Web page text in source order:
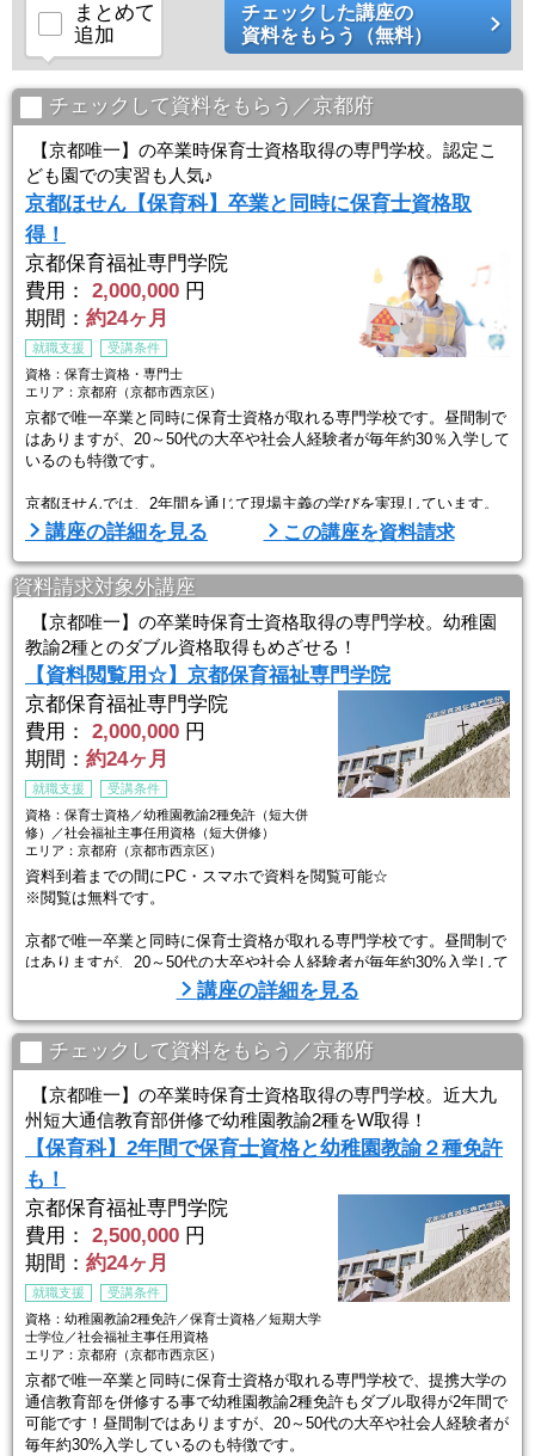
まとめて
追加
チェックした講座の
資料をもらう（無料）
チェックして資料をもらう／京都府
【京都唯一】の卒業時保育士資格取得の専門学校。認定こ
ども園での実習も人気♪
京都ほせん【保育科】卒業と同時に保育士資格取
得！
京都保育福祉専門学院
費用：
2,000,000 円
期間： 約24ヶ月
就職支援
受講条件
資格：保育士資格・専門士
エリア：京都府（京都市西京区）
京都で唯一卒業と同時に保育士資格が取れる専門学校です。昼間制で
はありますが、20～50代の大卒や社会人経験者が毎年約30％入学して
いるのも特徴です。
京都ほせんでは、2年間を通じて現場主義の学びを実現しています。
豊富な実習で卒業後に役立つ実践力を学べます。
同法人の認定こども園の一室でも授業を開講しており、子どもたちの
生活を身近に感じながら受ける授業は見学でも実習でもない新しい養
成スタイルです。
講座の詳細を見る この講座を資料請求
資料請求対象外講座
【京都唯一】の卒業時保育士資格取得の専門学校。幼稚園
教諭2種とのダブル資格取得もめざせる！
【資料閲覧用☆】京都保育福祉専門学院
京都保育福祉専門学院
費用：
2,000,000 円
期間： 約24ヶ月
就職支援
受講条件
資格：保育士資格／幼稚園教諭2種免許（短大併
修）／社会福祉主事任用資格（短大併修）
エリア：京都府（京都市西京区）
資料到着までの間にPC・スマホで資料を閲覧可能☆
※閲覧は無料です。
京都で唯一卒業と同時に保育士資格が取れる専門学校です。昼間制で
はありますが、20～50代の大卒や社会人経験者が毎年約30%入学して
京都ほせんでは、2年間を通じて現場主義の学びを実現しています。
豊富な実習で卒業後に役立つ実践力を学べます。
同法人の認定こども園の一室でも授業を開講しており、子どもたちの
生活を身近に感じながら受ける授業は見学でも実習でもない新しい養
成スタイルです。
提携大学の通信教育部を併 ...
講座の詳細を見る
チェックして資料をもらう／京都府
【京都唯一】の卒業時保育士資格取得の専門学校。近大九
州短大通信教育部併修で幼稚園教諭2種をW取得！
【保育科】2年間で保育士資格と幼稚園教諭２種免許
も！
京都保育福祉専門学院
費用：
2,500,000 円
期間： 約24ヶ月
就職支援
受講条件
資格：幼稚園教諭2種免許／保育士資格／短期大学
士学位／社会福祉主事任用資格
エリア：京都府（京都市西京区）
京都で唯一卒業と同時に保育士資格が取れる専門学校で、提携大学の
通信教育部を併修する事で幼稚園教諭2種免許もダブル取得が2年間で
可能です！昼間制ではありますが、20～50代の大卒や社会人経験者が
毎年約30%入学しているのも特徴です。